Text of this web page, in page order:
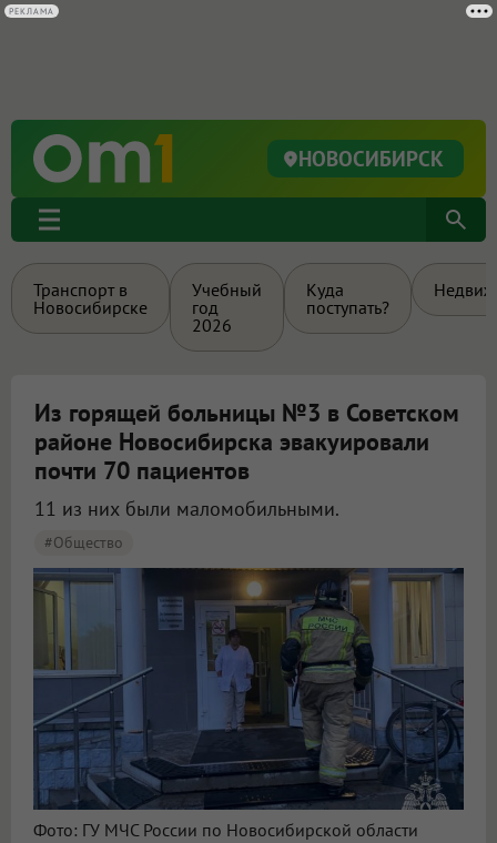
НОВОСИБИРСК
Транспорт в
Новосибирске
Учебный
год
2026
Куда
поступать?
Из горящей больницы №3 в Советском
районе Новосибирска эвакуировали
почти 70 пациентов
11 из них были маломобильными.
#Общество
Фото: ГУ МЧС России по Новосибирской области